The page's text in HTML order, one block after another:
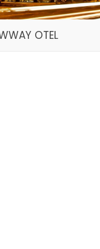
OTEL